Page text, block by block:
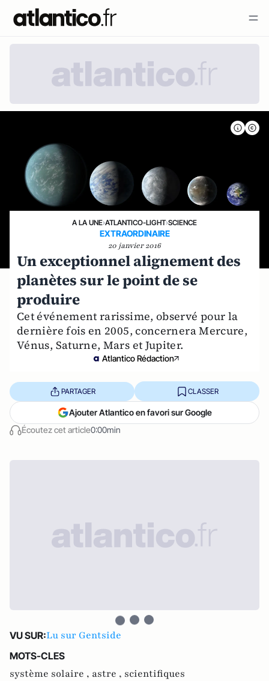
A LA UNE›ATLANTICO-LIGHT›SCIENCE
EXTRAORDINAIRE
20 janvier 2016
Un exceptionnel alignement des
planètes sur le point de se
produire
Cet événement rarissime, observé pour la
dernière fois en 2005, concernera Mercure,
Vénus, Saturne, Mars et Jupiter.
Atlantico Rédaction
Écoutez cet article0:00min
PARTAGER CLASSER
Ajouter Atlantico en favori sur Google
VU SUR:Lu sur Gentside
MOTS-CLES
système solaire , astre , scientifiques